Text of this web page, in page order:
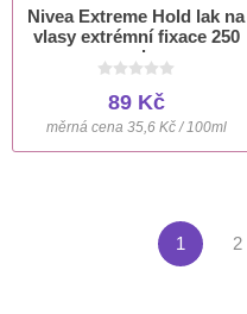
Nivea Extreme Hold lak na
vlasy extrémní fixace 250
ml
89 Kč
měrná cena 35,6 Kč / 100ml
1 2